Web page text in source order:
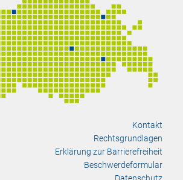
Kontakt
Rechtsgrundlagen
Erklärung zur Barrierefreiheit
Beschwerdeformular
Datenschutz